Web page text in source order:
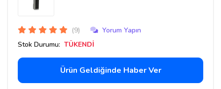
(9)
Yorum Yapın
Stok Durumu: TÜKENDİ
Ürün Geldiğinde Haber Ver